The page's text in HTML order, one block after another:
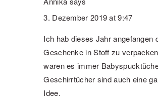
3. Dezember 2019 at 9:47
Ich hab dieses Jahr angefangen
Geschenke in Stoff zu
waren es immer
Geschirrtücher sind auch eine
Idee.